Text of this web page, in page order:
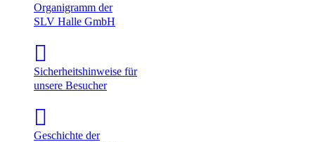
Organigramm der
SLV Halle GmbH
Sicherheitshinweise für
unsere Besucher
Geschichte der